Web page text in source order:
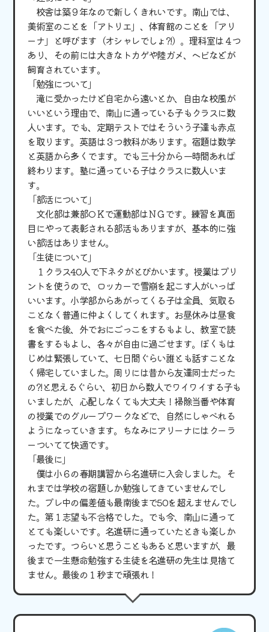
校舎は築９年なので新しくきれいです。南山では、
美術室のことを「アトリエ」、体育館のことを「アリ
ーナ」と呼びます（オシャレでしょ?!）。理科室は４つ
あり、その前には大きなトカゲや陸ガメ、ヘビなどが
飼育されています。
「勉強について」
滝に受かったけど自宅から遠いとか、自由な校風が
いいという理由で、南山に通っている子もクラスに数
人います。でも、定期テストではそういう子達も赤点
を取ります。英語は３つ教科があります。宿題は数学
と英語から多くでます。でも三十分から一時間あれば
終わります。塾に通っている子はクラスに数人いま
す。
「部活について」
文化部は兼部ОＫで運動部はＮＧです。練習を真面
目にやって表彰される部活もありますが、基本的に強
い部活はありません。
「生徒について」
１クラス40人で下ネタがとびかいます。授業はプリ
ントを使うので、ロッカーで雪崩を起こす人がいっぱ
いいます。小学部からあがってくる子は全員、気取る
ことなく普通に仲よくしてくれます。お昼休みは昼食
を食べた後、外でおにごっこをするもよし、教室で読
書をするもよし、各々が自由に過ごせます。ぼくもは
じめは緊張していて、七日間ぐらい誰とも話すことな
く帰宅していました。周りには昔から友達同士だった
の?!と思えるぐらい、初日から数人でワイワイする子も
いましたが、心配しなくても大丈夫！掃除当番や体育
の授業でのグループワークなどで、自然にしゃべれる
ようになっていきます。ちなみにアリーナにはクーラ
ーついてて快適です。
「最後に」
僕は小６の春期講習から名進研に入会しました。そ
れまでは学校の宿題しか勉強してきていませんでし
た。プレ中の偏差値も最南後まで50を超えませんでし
た。第１志望も不合格でした。でも今、南山に通って
とても楽しいです。名進研に通っていたときも楽しか
ったです。つらいと思うこともあると思いますが、最
後まで一生懸命勉強する生徒を名進研の先生は見捨て
ません。最後の１秒まで頑張れ！